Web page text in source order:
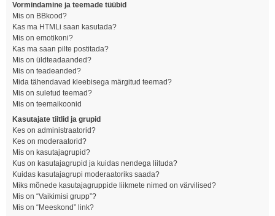
Vormindamine ja teemade tüübid
Mis on BBkood?
Kas ma HTMLi saan kasutada?
Mis on emotikoni?
Kas ma saan pilte postitada?
Mis on üldteadaanded?
Mis on teadeanded?
Mida tähendavad kleebisega märgitud teemad?
Mis on suletud teemad?
Mis on teemaikoonid
Kasutajate tiitlid ja grupid
Kes on administraatorid?
Kes on moderaatorid?
Mis on kasutajagrupid?
Kus on kasutajagrupid ja kuidas nendega liituda?
Kuidas kasutajagrupi moderaatoriks saada?
Miks mõnede kasutajagruppide liikmete nimed on värvilised?
Mis on “Vaikimisi grupp”?
Mis on “Meeskond” link?